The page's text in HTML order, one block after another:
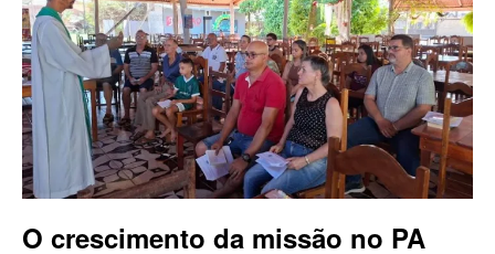
O crescimento da missão no PA